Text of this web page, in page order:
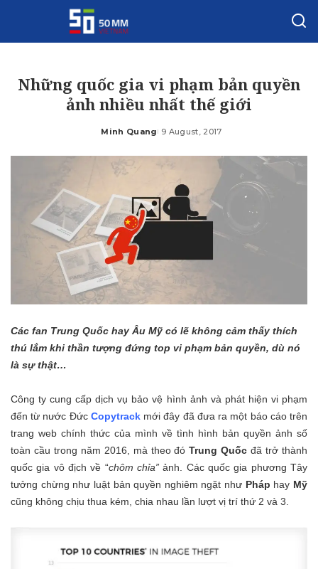
Những quốc gia vi phạm bản quyền
ảnh nhiều nhất thế giới
Posted
Minh Quang 9 August, 2017
Các fan Trung Quốc hay Âu Mỹ có lẽ không cảm thấy thích
thú lắm khi thần tượng đứng top vi phạm bản quyền, dù nó
là sự thật…
Công ty cung cấp dịch vụ bảo vệ hình ảnh và phát hiện vi phạm
đến từ nước Đức Copytrackmới đây đã đưa ra một báo cáotrên
trang web chính thức của mình về tình hình bản quyền ảnh số
toàn cầu trong năm 2016, mà theo đóTrung Quốc đã trở thành
quốc gia vô địch về “chôm chỉa” ảnh. Các quốc gia phương Tây
tưởng chừng như luật bản quyền nghiêm ngặt như Pháp hay Mỹ
cũng không chịu thua kém, chia nhau lần lượt vị trí thứ 2 và 3.